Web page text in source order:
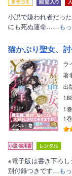
小説で嫌われ者だっ
にも死ぬ運命……も
ノベル｜巻
ラ
著
出
1
1
※電子版は書き下ろ
別付録つきです…も